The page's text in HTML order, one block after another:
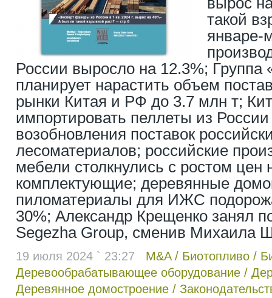
такой
январе-
России выросло на 12.3%; Группа
планирует нарастить объем
рынки Китая и РФ до 3.7 млн т;
импортировать пеллеты из
возобновления поставок
лесоматериалов; российские
мебели столкнулись с ростом цен
комплектующие; деревянные
пиломатериалы для ИЖС
30%; Александр Крещенко занял
Segezha Group, сменив Михаила
19 июля 2024 ` 23:27 M&A/ Биотопливо /
Деревообрабатывающее оборудование /
Деревянное домостроение /